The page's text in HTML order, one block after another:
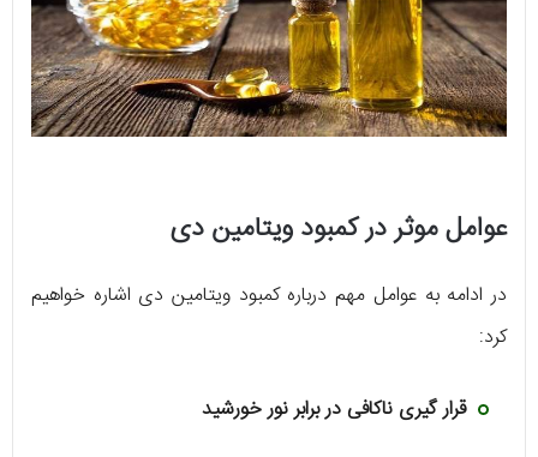
عوامل موثر در کمبود ویتامین دی
در ادامه به عوامل مهم درباره کمبود ویتامین دی اشاره خواهیم
کرد:
قرار گیری ناکافی در برابر نور خورشید